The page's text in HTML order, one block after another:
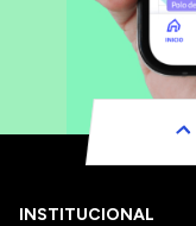
INSTITUCIONAL